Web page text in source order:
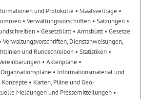
und Protokolle • Staatsverträge •
• Verwaltungsvorschriften • Satzungen •
• Gesetzblatt• Amtsblatt• Gesetze
Verwaltungsvorschriften, Dienstanweisungen,
und Rundschreiben • Statistiken •
• Aktenpläne •
• Informationsmaterial und
Konzepte • Karten, Pläne und Geo-
Meldungen und Pressemitteilungen •